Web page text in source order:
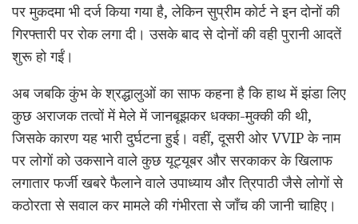
पर मुकदमा भी दर्ज किया गया है, लेकिन सुप्रीम कोर्ट ने इन दोनों की
गिरफ्तारी पर रोक लगा दी। उसके बाद से दोनों की वही पुरानी आदतें
शुरू हो गईं।
अब जबकि कुंभ के श्रद्धालुओं का साफ कहना है कि हाथ में झंडा लिए
कुछ अराजक तत्वों में मेले में जानबूझकर धक्का-मुक्की की थी,
जिसके कारण यह भारी दुर्घटना हुई। वहीं, दूसरी ओर VVIP के नाम
पर लोगों को उकसाने वाले कुछ यूट्यूबर और सरकाकर के खिलाफ
लगातार फर्जी खबरे फैलाने वाले उपाध्याय और त्रिपाठी जैसे लोगों से
कठोरता से सवाल कर मामले की गंभीरता से जाँच की जानी चाहिए।